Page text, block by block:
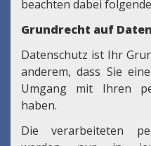
beachten dabei
Grundrecht auf
Datenschutz ist Ihr
anderem, dass Sie
Umgang mit Ihren
haben.
Die verarbeiteten